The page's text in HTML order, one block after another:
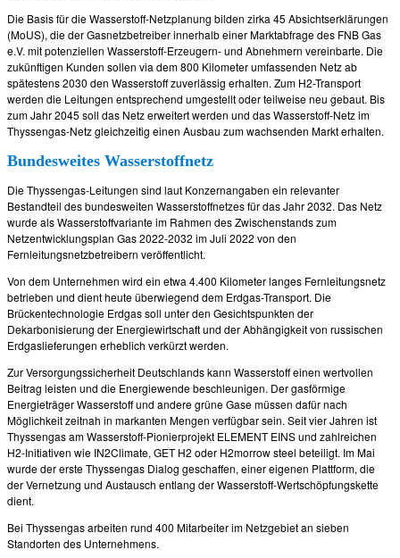
Die Basis für die Wasserstoff-Netzplanung bilden zirka 45 Absichtserklärungen
(MoUS), die der Gasnetzbetreiber innerhalb einer Marktabfrage des FNB Gas
e.V. mit potenziellen Wasserstoff-Erzeugern- und Abnehmern vereinbarte. Die
zukünftigen Kunden sollen via dem 800 Kilometer umfassenden Netz ab
spätestens 2030 den Wasserstoff zuverlässig erhalten. Zum H2-Transport
werden die Leitungen entsprechend umgestellt oder teilweise neu gebaut. Bis
zum Jahr 2045 soll das Netz erweitert werden und das Wasserstoff-Netz im
Thyssengas-Netz gleichzeitig einen Ausbau zum wachsenden Markt erhalten.
Bundesweites Wasserstoffnetz
Die Thyssengas-Leitungen sind laut Konzernangaben ein relevanter
Bestandteil des bundesweiten Wasserstoffnetzes für das Jahr 2032. Das Netz
wurde als Wasserstoffvariante im Rahmen des Zwischenstands zum
Netzentwicklungsplan Gas 2022-2032 im Juli 2022 von den
Fernleitungsnetzbetreibern veröffentlicht.
Von dem Unternehmen wird ein etwa 4.400 Kilometer langes Fernleitungsnetz
betrieben und dient heute überwiegend dem Erdgas-Transport. Die
Brückentechnologie Erdgas soll unter den Gesichtspunkten der
Dekarbonisierung der Energiewirtschaft und der Abhängigkeit von russischen
Erdgaslieferungen erheblich verkürzt werden.
Zur Versorgungssicherheit Deutschlands kann Wasserstoff einen wertvollen
Beitrag leisten und die Energiewende beschleunigen. Der gasförmige
Energieträger Wasserstoff und andere grüne Gase müssen dafür nach
Möglichkeit zeitnah in markanten Mengen verfügbar sein. Seit vier Jahren ist
Thyssengas am Wasserstoff-Pionierprojekt ELEMENT EINS und zahlreichen
H2-Initiativen wie IN2Climate, GET H2 oder H2morrow steel beteiligt. Im Mai
wurde der erste Thyssengas Dialog geschaffen, einer eigenen Plattform, die
der Vernetzung und Austausch entlang der Wasserstoff-Wertschöpfungskette
dient.
Bei Thyssengas arbeiten rund 400 Mitarbeiter im Netzgebiet an sieben
Standorten des Unternehmens.